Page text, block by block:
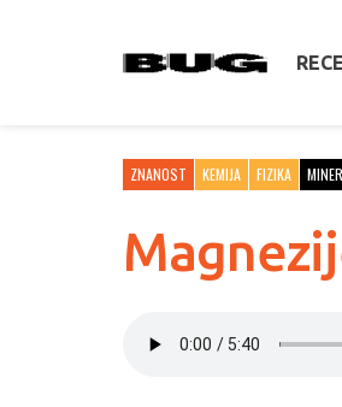
ZNANOST KEMIJA FIZIKA